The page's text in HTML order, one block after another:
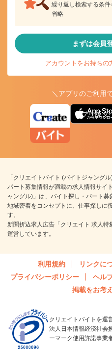
繰り返し検索する条
省略
まずは会員
アカウントをお持ちの
＼アプリのご利用
アプリ版ダ
「クリエイトバイト (バイトジャング
パート募集情報が満載の求人情報サイ
ャングル)」は、バイト探し・パート募
地域密着をコンセプトに、仕事探しに
す。
新聞折込求人広告「クリエイト 求人
運営しています。
利用規約 リンクに
プライバシーポリシー
ヘル
掲載をお考
クリエイトバイトを運
法人日本情報経済社会
ーマーク使用許諾事業